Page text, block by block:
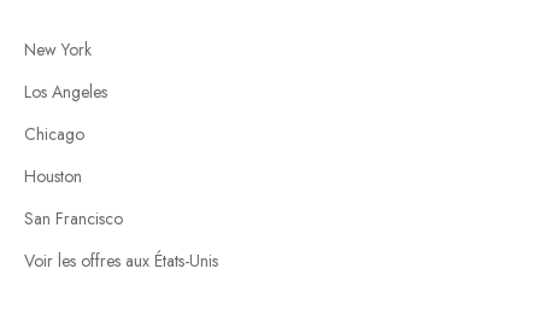
New York
Los Angeles
Chicago
Houston
San Francisco
Voir les offres aux États-Unis